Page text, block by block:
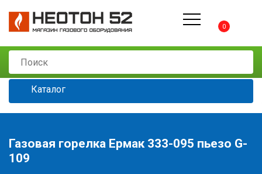
0
Каталог
Газовая горелка Ермак 333-095 пьезо G-
109